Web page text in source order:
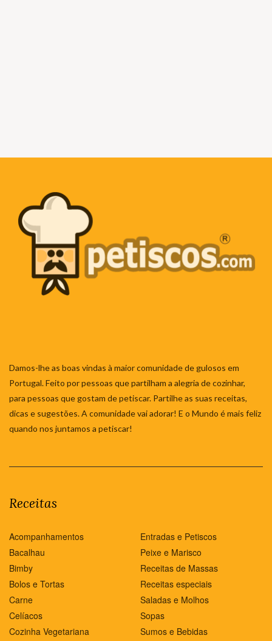
Damos-lhe as boas vindas à maior comunidade de gulosos em
Portugal. Feito por pessoas que partilham a alegria de cozinhar,
para pessoas que gostam de petiscar. Partilhe as suas receitas,
dicas e sugestões. A comunidade vai adorar! E o Mundo é mais feliz
quando nos juntamos a petiscar!
Receitas
Acompanhamentos
Bacalhau
Bimby
Bolos e Tortas
Carne
Celíacos
Cozinha Vegetariana
Entradas e Petiscos
Peixe e Marisco
Receitas de Massas
Receitas especiais
Saladas e Molhos
Sopas
Sumos e Bebidas